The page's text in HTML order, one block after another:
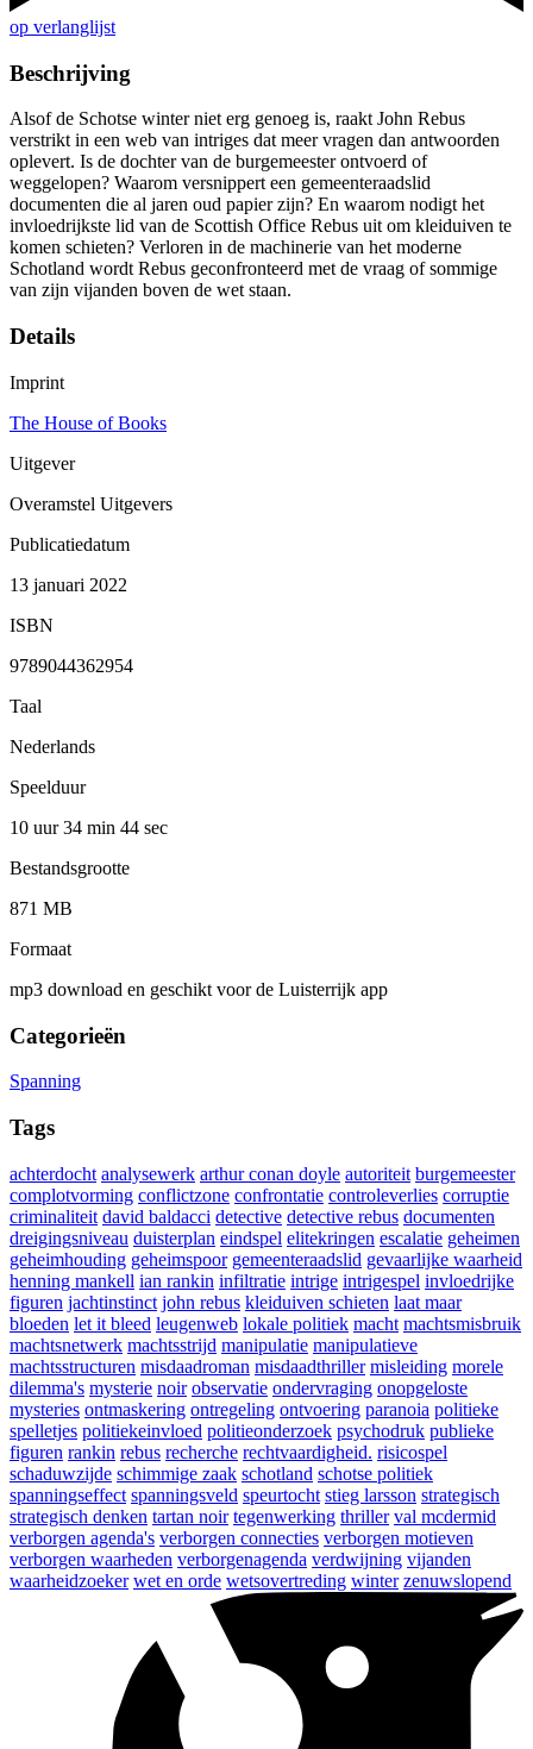
op verlanglijst
Beschrijving
Alsof de Schotse winter niet erg genoeg is, raakt John Rebus
verstrikt in een web van intriges dat meer vragen dan antwoorden
oplevert. Is de dochter van de burgemeester ontvoerd of
weggelopen? Waarom versnippert een gemeenteraadslid
documenten die al jaren oud papier zijn? En waarom nodigt het
invloedrijkste lid van de Scottish Office Rebus uit om kleiduiven te
komen schieten? Verloren in de machinerie van het moderne
Schotland wordt Rebus geconfronteerd met de vraag of sommige
van zijn vijanden boven de wet staan.
Details
Imprint
The House of Books
Uitgever
Overamstel Uitgevers
Publicatiedatum
13 januari 2022
ISBN
9789044362954
Taal
Nederlands
Speelduur
10 uur 34 min 44 sec
Bestandsgrootte
871 MB
Formaat
mp3 download en geschikt voor de Luisterrijk app
Categorieën
Spanning
Tags
achterdocht analysewerk arthur conan doyle autoriteit burgemeester
complotvorming conflictzone confrontatie controleverlies corruptie
criminaliteit david baldacci detective detective rebus documenten
dreigingsniveau duisterplan eindspel elitekringen escalatie geheimen
geheimhouding geheimspoor gemeenteraadslid gevaarlijke waarheid
henning mankell ian rankin infiltratie intrige intrigespel invloedrijke
figuren jachtinstinct john rebus kleiduiven schieten laat maar
bloeden let it bleed leugenweb lokale politiek macht machtsmisbruik
machtsnetwerk machtsstrijd manipulatie manipulatieve
machtsstructuren misdaadroman misdaadthriller misleiding morele
dilemma's mysterie noir observatie ondervraging onopgeloste
mysteries ontmaskering ontregeling ontvoering paranoia politieke
spelletjes politiekeinvloed politieonderzoek psychodruk publieke
figuren rankin rebus recherche rechtvaardigheid. risicospel
schaduwzijde schimmige zaak schotland schotse politiek
spanningseffect spanningsveld speurtocht stieg larsson strategisch
strategisch denken tartan noir tegenwerking thriller val mcdermid
verborgen agenda's verborgen connecties verborgen motieven
verborgen waarheden verborgenagenda verdwijning vijanden
waarheidzoeker wet en orde wetsovertreding winter zenuwslopend